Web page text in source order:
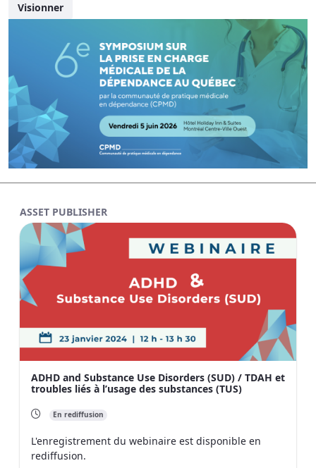
Visionner
ASSET PUBLISHER
ADHD and Substance Use Disorders (SUD) / TDAH et
troubles liés à l’usage des substances (TUS)
En rediffusion
L'enregistrement du webinaire est disponible en
rediffusion.